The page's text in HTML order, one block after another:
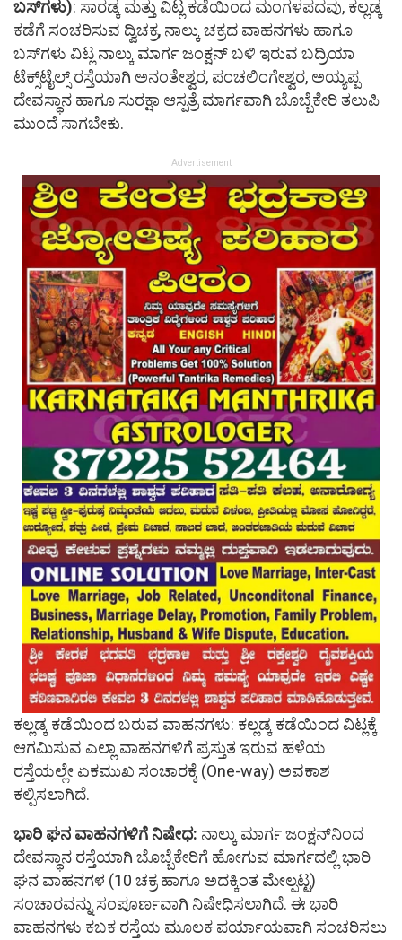
ಬಸ್‌ಗಳು): ಸಾರಡ್ಕ ಮತ್ತು ವಿಟ್ಲ ಕಡೆಯಿಂದ ಮಂಗಳಪದವು, ಕಲ್ಲಡ್ಕ
ಕಡೆಗೆ ಸಂಚರಿಸುವ ದ್ವಿಚಕ್ರ, ನಾಲ್ಕು ಚಕ್ರದ ವಾಹನಗಳು ಹಾಗೂ
ಬಸ್‌ಗಳು ವಿಟ್ಲ ನಾಲ್ಕು ಮಾರ್ಗ ಜಂಕ್ಷನ್ ಬಳಿ ಇರುವ ಬದ್ರಿಯಾ
ಟೆಕ್ಸ್‌ಟೈಲ್ಸ್ ರಸ್ತೆಯಾಗಿ ಅನಂತೇಶ್ವರ, ಪಂಚಲಿಂಗೇಶ್ವರ, ಅಯ್ಯಪ್ಪ
ದೇವಸ್ಥಾನ ಹಾಗೂ ಸುರಕ್ಷಾ ಆಸ್ಪತ್ರೆ ಮಾರ್ಗವಾಗಿ ಬೊಬ್ಬೆಕೇರಿ ತಲುಪಿ
ಮುಂದೆ ಸಾಗಬೇಕು.
Advertisement
ಕಲ್ಲಡ್ಕ ಕಡೆಯಿಂದ ಬರುವ ವಾಹನಗಳು: ಕಲ್ಲಡ್ಕ ಕಡೆಯಿಂದ ವಿಟ್ಲಕ್ಕೆ
ಆಗಮಿಸುವ ಎಲ್ಲಾ ವಾಹನಗಳಿಗೆ ಪ್ರಸ್ತುತ ಇರುವ ಹಳೆಯ
ರಸ್ತೆಯಲ್ಲೇ ಏಕಮುಖ ಸಂಚಾರಕ್ಕೆ (One-way) ಅವಕಾಶ
ಕಲ್ಪಿಸಲಾಗಿದೆ.
ಭಾರಿ ಘನ ವಾಹನಗಳಿಗೆ ನಿಷೇಧ: ನಾಲ್ಕು ಮಾರ್ಗ ಜಂಕ್ಷನ್‌ನಿಂದ
ದೇವಸ್ಥಾನ ರಸ್ತೆಯಾಗಿ ಬೊಬ್ಬೆಕೇರಿಗೆ ಹೋಗುವ ಮಾರ್ಗದಲ್ಲಿ ಭಾರಿ
ಘನ ವಾಹನಗಳ (10 ಚಕ್ರ ಹಾಗೂ ಅದಕ್ಕಿಂತ ಮೇಲ್ಪಟ್ಟ)
ಸಂಚಾರವನ್ನು ಸಂಪೂರ್ಣವಾಗಿ ನಿಷೇಧಿಸಲಾಗಿದೆ. ಈ ಭಾರಿ
ವಾಹನಗಳು ಕಬಕ ರಸ್ತೆಯ ಮೂಲಕ ಪರ್ಯಾಯವಾಗಿ ಸಂಚರಿಸಲು